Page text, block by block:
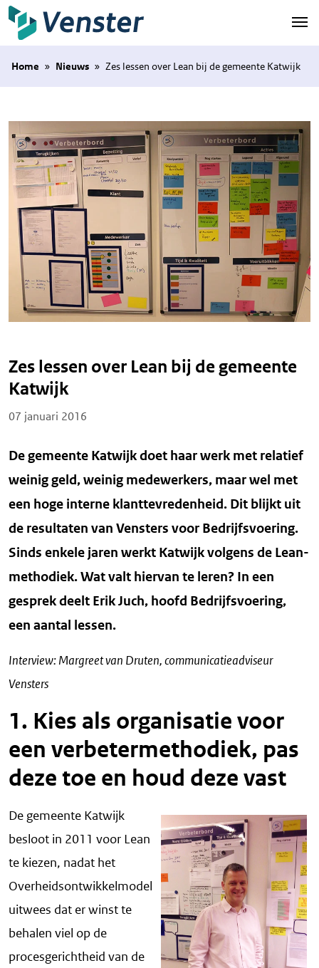
Naar hoofdinhoud
Home » Nieuws » Zes lessen over Lean bij de gemeente Katwijk
Zes lessen over Lean bij de gemeente
Katwijk
Posted on
07 januari 2016
De gemeente Katwijk doet haar werk met relatief
weinig geld, weinig medewerkers, maar wel met
een hoge interne klanttevredenheid. Dit blijkt uit
de resultaten van Vensters voor Bedrijfsvoering.
Sinds enkele jaren werkt Katwijk volgens de Lean-
methodiek. Wat valt hiervan te leren? In een
gesprek deelt Erik Juch, hoofd Bedrijfsvoering,
een aantal lessen.
Interview: Margreet van Druten, communicatieadviseur
Vensters
1. Kies als organisatie voor
een verbetermethodiek, pas
deze toe en houd deze vast
De gemeente Katwijk
besloot in 2011 voor Lean
te kiezen, nadat het
Overheidsontwikkelmodel
uitwees dat er winst te
behalen viel op de
procesgerichtheid van de